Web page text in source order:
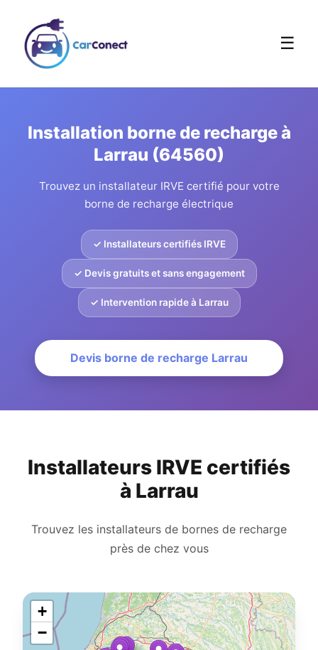
☰
Installation borne de recharge à
Larrau (64560)
Trouvez un installateur IRVE certifié pour votre
borne de recharge électrique
✓ Installateurs certifiés IRVE
✓ Devis gratuits et sans engagement
✓ Intervention rapide à Larrau
Devis borne de recharge Larrau
Installateurs IRVE certifiés
à Larrau
Trouvez les installateurs de bornes de recharge
près de chez vous
+
−